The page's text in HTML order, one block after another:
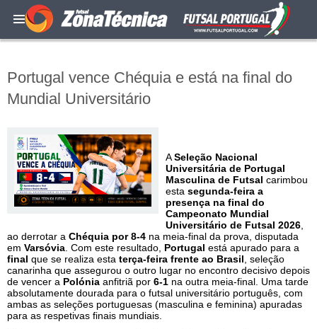
Portugal vence Chéquia e está na final do
Mundial Universitário
ASeleção Nacional
Universitária de Portugal
Masculina de Futsal carimbou
esta segunda-feira a
presença na final do
Campeonato Mundial
Universitário de Futsal 2026
ao derrotar a Chéquia por 8-4 na meia-final da prova, disputada
em Varsóvia . Com este resultado, Portugal está apurado para a
final que se realiza esta terça-feira frente ao Brasil , seleção
canarinha que assegurou o outro lugar no encontro decisivo depois
de vencer a Polónia anfitriã por 6-1 na outra meia-final. Uma tarde
absolutamente dourada para o futsal universitário português, com
ambas as seleções portuguesas (masculina e feminina) apuradas
para as respetivas finais mundiais.